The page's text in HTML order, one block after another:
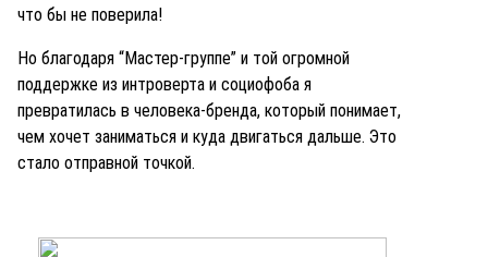
что бы не поверила!
Но благодаря “Мастер-группе” и той огромной
поддержке из интроверта и социофоба я
превратилась в человека-бренда, который понимает,
чем хочет заниматься и куда двигаться дальше. Это
стало отправной точкой.